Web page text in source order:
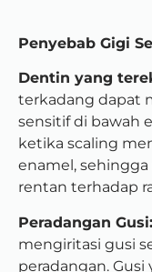
Penyebab Gigi
Dentin yang
terkadang dapat
sensitif di bawah
ketika scaling
enamel,
rentan terhadap
Peradangan Gusi:
mengiritasi gusi
peradangan.